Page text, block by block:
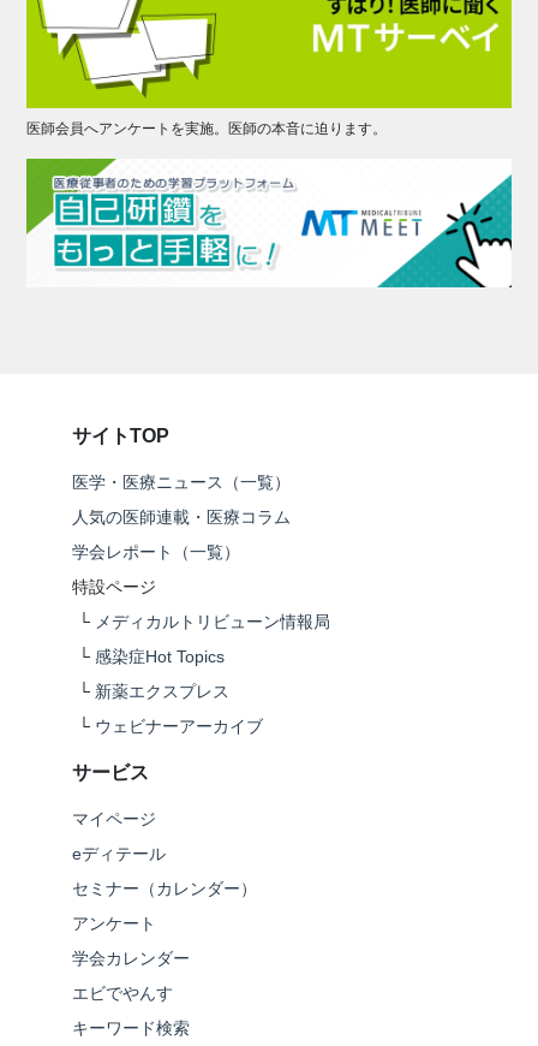
医師会員へアンケートを実施。医師の本音に迫ります。
サイトTOP
医学・医療ニュース（一覧）
人気の医師連載・医療コラム
学会レポート（一覧）
特設ページ
└ メディカルトリビューン情報局
└ 感染症Hot Topics
└ 新薬エクスプレス
└ ウェビナーアーカイブ
サービス
マイページ
eディテール
セミナー（カレンダー）
アンケート
学会カレンダー
エビでやんす
キーワード検索